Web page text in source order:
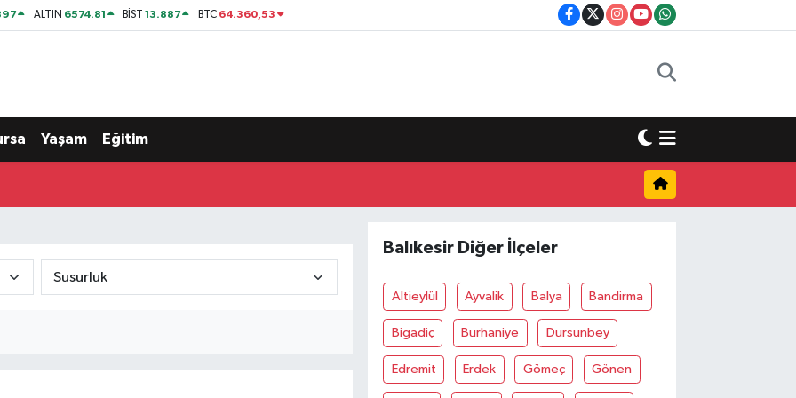
ALTIN 6574.81 BİST13.887 BTC 64.360,53
Yaşam Eğitim
Balıkesir Diğer İlçeler
Altieylül Ayvalik Balya Bandirma
Bigadiç Burhaniye Dursunbey
Edremit Erdek Gömeç Gönen